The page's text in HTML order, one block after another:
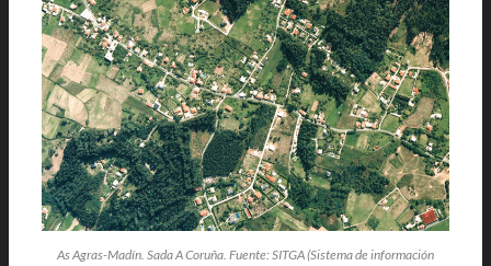
As Agras-Madín. Sada A Coruña. Fuente: SITGA (Sistema de información